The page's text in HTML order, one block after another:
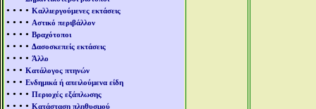
• • • • Καλλιεργούμενες εκτάσεις
• • • • Αστικό περιβάλλον
• • • • Βραχότοποι
• • • • Δασοσκεπείς εκτάσεις
• • • • Άλλο
• • • Κατάλογος πτηνών
• • • Ενδημικά ή απειλούμενα είδη
• • • • Περιοχές εξάπλωσης
• • • • Κατάσταση πληθυσμού